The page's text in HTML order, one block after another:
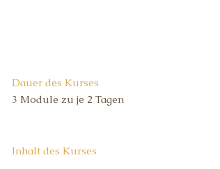
Dauer des Kurses
3 Module zu je 2 Tagen
Inhalt des Kurses